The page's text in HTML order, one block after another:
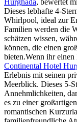
Hurghada, bewertet
Dieses lebhafte 4-
Whirlpool, ideal zur
Familien werden die
schätzen wissen,
können, die einen
bieten.Wenn ihr
Continental Hotel
Erlebnis mit seinen
Meerblick. Dieses 5-
Annehmlichkeiten,
es zu einer
romantischen